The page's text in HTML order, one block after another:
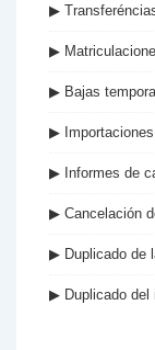
▶
▶
▶ Bajas
▶
▶ Informes de
▶ Cancelación
▶ Duplicado de
▶ Duplicado del